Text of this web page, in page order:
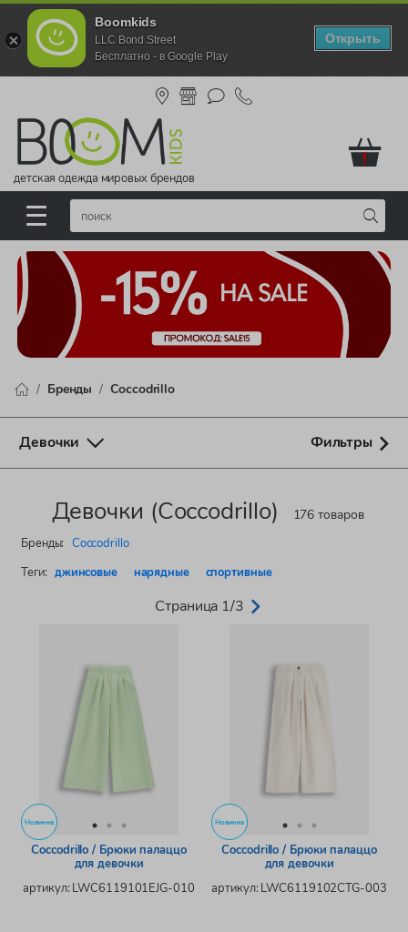
Boomkids
LLC Bond Street
Бесплатно - в Google Play
Открыть
детская одежда мировых брендов
!
Бренды Сoccodrillo
Девочки Фильтры
Девочки (Coccodrillo) 176 товаров
Бренды: Coccodrillo
Теги: джинсовые нарядные спортивные
Страница 1/3
Новинка
Coccodrillo / Брюки палаццо
для девочки
артикул: LWC6119101EJG-010
Новинка
Coccodrillo / Брюки палаццо
для девочки
артикул: LWC6119102CTG-003